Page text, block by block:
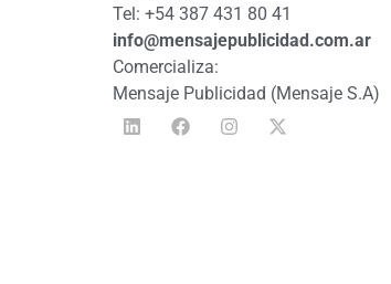
Tel: +54 387 431 80 41
info@mensajepublicidad.com.ar
Comercializa:
Mensaje Publicidad (Mensaje S.A)